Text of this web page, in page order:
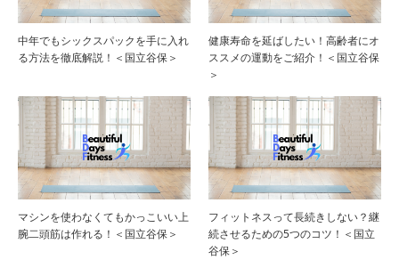
中年でもシックスパックを手に入れ
る方法を徹底解説！＜国立谷保＞
健康寿命を延ばしたい！高齢者にオ
ススメの運動をご紹介！＜国立谷保
＞
マシンを使わなくてもかっこいい上
腕二頭筋は作れる！＜国立谷保＞
フィットネスって長続きしない？継
続させるための5つのコツ！＜国立
谷保＞